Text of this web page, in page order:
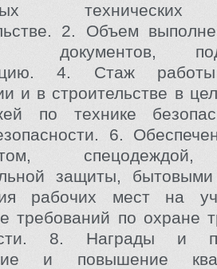
технических
2. Объем
документов,
4. Стаж
и в строительстве в
по технике
6.
защиты,
рабочих мест на
требований по охране
8. Награды и
и повышение